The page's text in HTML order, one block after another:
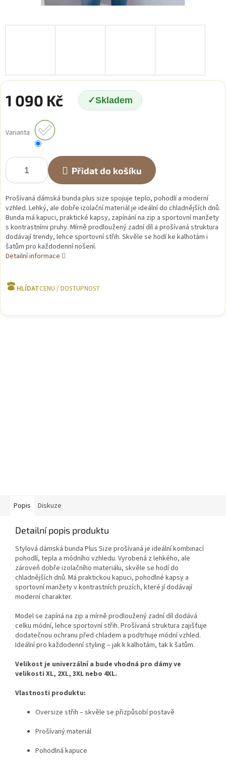
1 090 Kč Skladem
cena:
Varianta
Přidat do košíku
Prošívaná dámská bunda plus size spojuje teplo, pohodlí a moderní
vzhled. Lehký, ale dobře izolační materiál je ideální do chladnějších dnů.
Bunda má kapuci, praktické kapsy, zapínání na zip a sportovní manžety
s kontrastními pruhy. Mírně prodloužený zadní díl a prošívaná struktura
dodávají trendy, lehce sportovní střih. Skvěle se hodí ke kalhotám i
šatům pro každodenní nošení.
Detailní informace
HLÍDAT
Popis Diskuze
Detailní popis produktu
Stylová dámská bunda Plus Size prošívaná je ideální kombinací
pohodlí, tepla a módního vzhledu. Vyrobená z lehkého, ale
zároveň dobře izolačního materiálu, skvěle se hodí do
chladnějších dnů. Má praktickou kapuci, pohodlné kapsy a
sportovní manžety v kontrastních pruzích, které jí dodávají
moderní charakter.
Model se zapíná na zip a mírně prodloužený zadní díl dodává
celku módní, lehce sportovní střih. Prošívaná struktura zajišťuje
dodatečnou ochranu před chladem a podtrhuje módní vzhled.
Ideální pro každodenní styling – jak k kalhotám, tak k šatům.
Velikost je univerzální a bude vhodná pro dámy ve
velikosti XL, 2XL, 3XL nebo 4XL.
Vlastnosti produktu:
Oversize střih – skvěle se přizpůsobí postavě
Prošívaný materiál
Pohodlná kapuce